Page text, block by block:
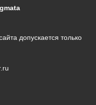
допускается только